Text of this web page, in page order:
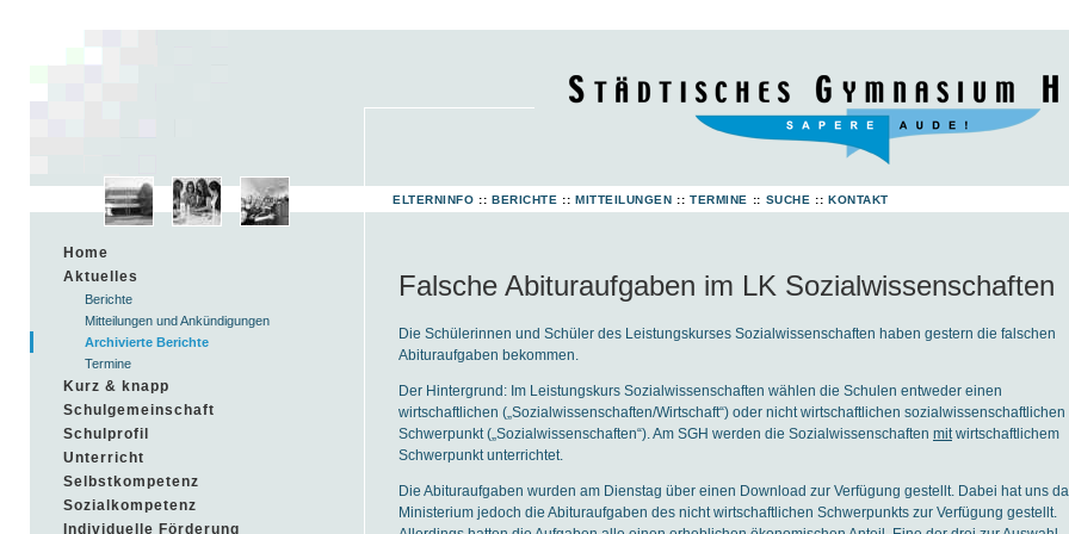
ELTERNINFO :: BERICHTE :: MITTEILUNGEN :: TERMINE :: SUCHE :: KONTAKT
Home
Aktuelles
Berichte
Mitteilungen und Ankündigungen
Archivierte Berichte
Termine
Kurz & knapp
Schulgemeinschaft
Schulprofil
Unterricht
Selbstkompetenz
Sozialkompetenz
Individuelle Förderung
Falsche Abituraufgaben im LK Sozialwissenschaften
Die Schülerinnen und Schüler des Leistungskurses Sozialwissenschaften haben gestern die falschen
Abituraufgaben bekommen.
Der Hintergrund: Im Leistungskurs Sozialwissenschaften wählen die Schulen entweder einen
wirtschaftlichen („Sozialwissenschaften/Wirtschaft“) oder nicht wirtschaftlichen sozialwissenschaftlichen
Schwerpunkt („Sozialwissenschaften“). Am SGH werden die Sozialwissenschaften mit wirtschaftlichem
Schwerpunkt unterrichtet.
Die Abituraufgaben wurden am Dienstag über einen Download zur Verfügung gestellt. Dabei hat uns
Ministerium jedoch die Abituraufgaben des nicht wirtschaftlichen Schwerpunkts zur Verfügung gestellt.